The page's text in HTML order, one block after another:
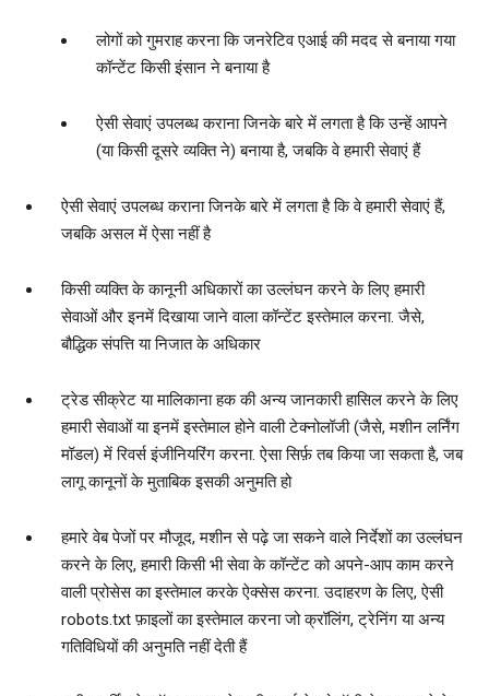
लोगों को गुमराह करना कि जनरेटिव एआई की मदद से बनाया गया
कॉन्टेंट किसी इंसान ने बनाया है
ऐसी सेवाएं उपलब्ध कराना जिनके बारे में लगता है कि उन्हें आपने
(या किसी दूसरे व्यक्ति ने) बनाया है, जबकि वे हमारी सेवाएं हैं
ऐसी सेवाएं उपलब्ध कराना जिनके बारे में लगता है कि वे हमारी सेवाएं हैं,
जबकि असल में ऐसा नहीं है
किसी व्यक्ति के कानूनी अधिकारों का उल्लंघन करने के लिए हमारी
सेवाओं और इनमें दिखाया जाने वाला कॉन्टेंट इस्तेमाल करना. जैसे,
बौद्धिक संपत्ति या निजात के अधिकार
ट्रेड सीक्रेट या मालिकाना हक की अन्य जानकारी हासिल करने के लिए
हमारी सेवाओं या इनमें इस्तेमाल होने वाली टेक्नोलॉजी (जैसे, मशीन लर्निंग
मॉडल) में रिवर्स इंजीनियरिंग करना. ऐसा सिर्फ़ तब किया जा सकता है, जब
लागू कानूनों के मुताबिक इसकी अनुमति हो
हमारे वेब पेजों पर मौजूद, मशीन से पढ़े जा सकने वाले निर्देशों का उल्लंघन
करने के लिए, हमारी किसी भी सेवा के कॉन्टेंट को अपने-आप काम करने
वाली प्रोसेस का इस्तेमाल करके ऐक्सेस करना. उदाहरण के लिए, ऐसी
robots.txt फ़ाइलों का इस्तेमाल करना जो क्रॉलिंग, ट्रेनिंग या अन्य
गतिविधियों की अनुमति नहीं देती हैं